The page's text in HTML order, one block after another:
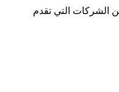
التقنيات واحتلت موقعاً هاماً بين الشركات التي تقدم